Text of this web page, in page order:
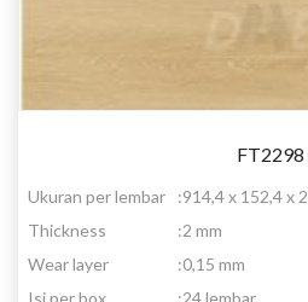
FT2298
Ukuran per lembar :914,4 x 152,4 x
Thickness
:2 mm
Wear layer
:0,15 mm
Isi per box
:24 lembar